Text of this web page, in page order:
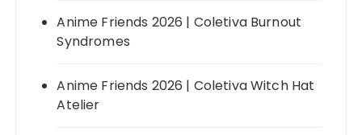
Anime Friends 2026 | Coletiva Burnout
Syndromes
Anime Friends 2026 | Coletiva Witch Hat
Atelier